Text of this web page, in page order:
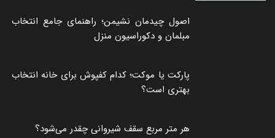
اصول چیدمان نشیمن؛ راهنمای جامع انتخاب
مبلمان و دکوراسیون منزل
پارکت یا موکت؛ کدام کفپوش برای خانه انتخاب
بهتری است؟
هر متر مربع سقف شیروانی چقدر می‌شود؟